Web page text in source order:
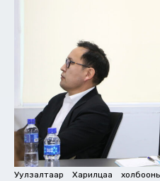
Уулзалтаар Харилцаа